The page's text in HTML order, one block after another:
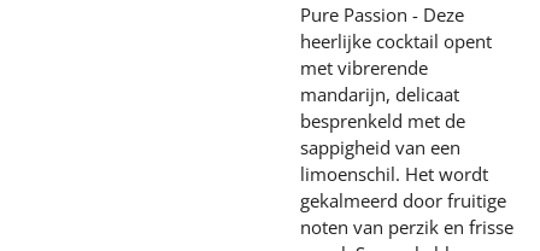
Pure Passion - Deze
heerlijke cocktail opent
met vibrerende
mandarijn, delicaat
besprenkeld met de
sappigheid van een
limoenschil. Het wordt
gekalmeerd door fruitige
noten van perzik en frisse